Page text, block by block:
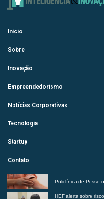
Início
Sobre
Inovação
Empreendedorismo
Notícias Corporativas
Tecnologia
Startup
Contato
Policlínica de Posse
HEF alerta sobre